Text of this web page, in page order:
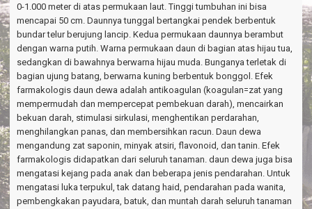
0-1.000 meter di atas permukaan laut. Tinggi tumbuhan ini bisa
mencapai 50 cm. Daunnya tunggal bertangkai pendek berbentuk
bundar telur berujung lancip. Kedua permukaan daunnya berambut
dengan warna putih. Warna permukaan daun di bagian atas hijau tua,
sedangkan di bawahnya berwarna hijau muda. Bunganya terletak di
bagian ujung batang, berwarna kuning berbentuk bonggol. Efek
farmakologis daun dewa adalah antikoagulan (koagulan=zat yang
mempermudah dan mempercepat pembekuan darah), mencairkan
bekuan darah, stimulasi sirkulasi, menghentikan perdarahan,
menghilangkan panas, dan membersihkan racun. Daun dewa
mengandung zat saponin, minyak atsiri, flavonoid, dan tanin. Efek
farmakologis didapatkan dari seluruh tanaman. daun dewa juga bisa
mengatasi kejang pada anak dan beberapa jenis pendarahan. Untuk
mengatasi luka terpukul, tak datang haid, pendarahan pada wanita,
pembengkakan payudara, batuk, dan muntah darah seluruh tanaman